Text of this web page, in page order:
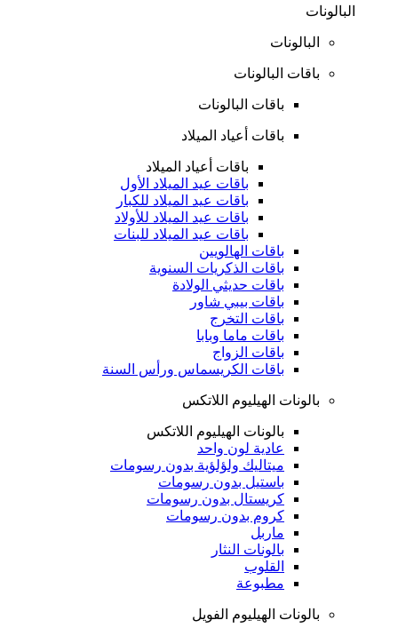
البالونات
البالونات
باقات البالونات
باقات البالونات
باقات أعياد الميلاد
باقات أعياد الميلاد
باقات عيد الميلاد الأول
باقات عيد الميلاد للكبار
باقات عيد الميلاد للأولاد
باقات عيد الميلاد للبنات
باقات الهالويين
باقات الذكريات السنوية
باقات حديثي الولادة
باقات بيبي شاور
باقات التخرج
باقات ماما وبابا
باقات الزواج
باقات الكريسماس ورأس السنة
بالونات الهيليوم اللاتكس
بالونات الهيليوم اللاتكس
عادية لون واحد
ميتاليك ولؤلؤية بدون رسومات
باستيل بدون رسومات
كريستال بدون رسومات
كروم بدون رسومات
ماربل
بالونات النثار
القلوب
مطبوعة
بالونات الهيليوم الفويل